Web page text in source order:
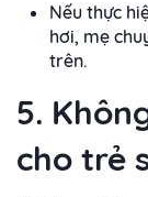
Nếu thực
hơi, mẹ
trên.
5.
cho trẻ